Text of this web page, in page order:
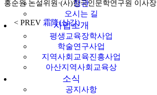
정관
오시는 길
사업소개
평생교육장학사업
학술연구사업
지역사회교육진흥사업
아산지역사회교육상
소식
공지사항
홍순원 논설위원·(사)한국인문학연구원 이사장
< PREV 霜降(상강)